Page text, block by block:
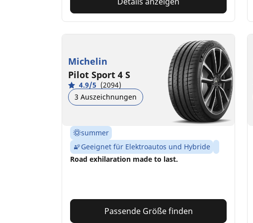
Michelin
Pilot Sport 4 S
4.9/5 (2094)
3 Auszeichnungen
summer
Geeignet für Elektroautos und Hybride
Road exhilaration made to last.
Passende Größe finden